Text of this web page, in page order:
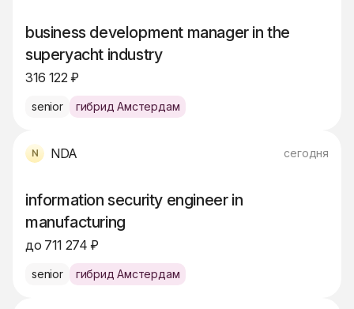
business development manager in the
superyacht industry
316 122 ₽
senior гибрид Амстердам
NDA сегодня
information security engineer in
manufacturing
до 711 274 ₽
senior гибрид Амстердам